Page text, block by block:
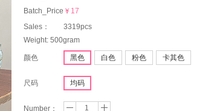
Batch_Price：￥17
Sales：
3319pcs
Weight: 500gram
颜色 黑色 白色 粉色 卡其色
尺码 均码
Number：